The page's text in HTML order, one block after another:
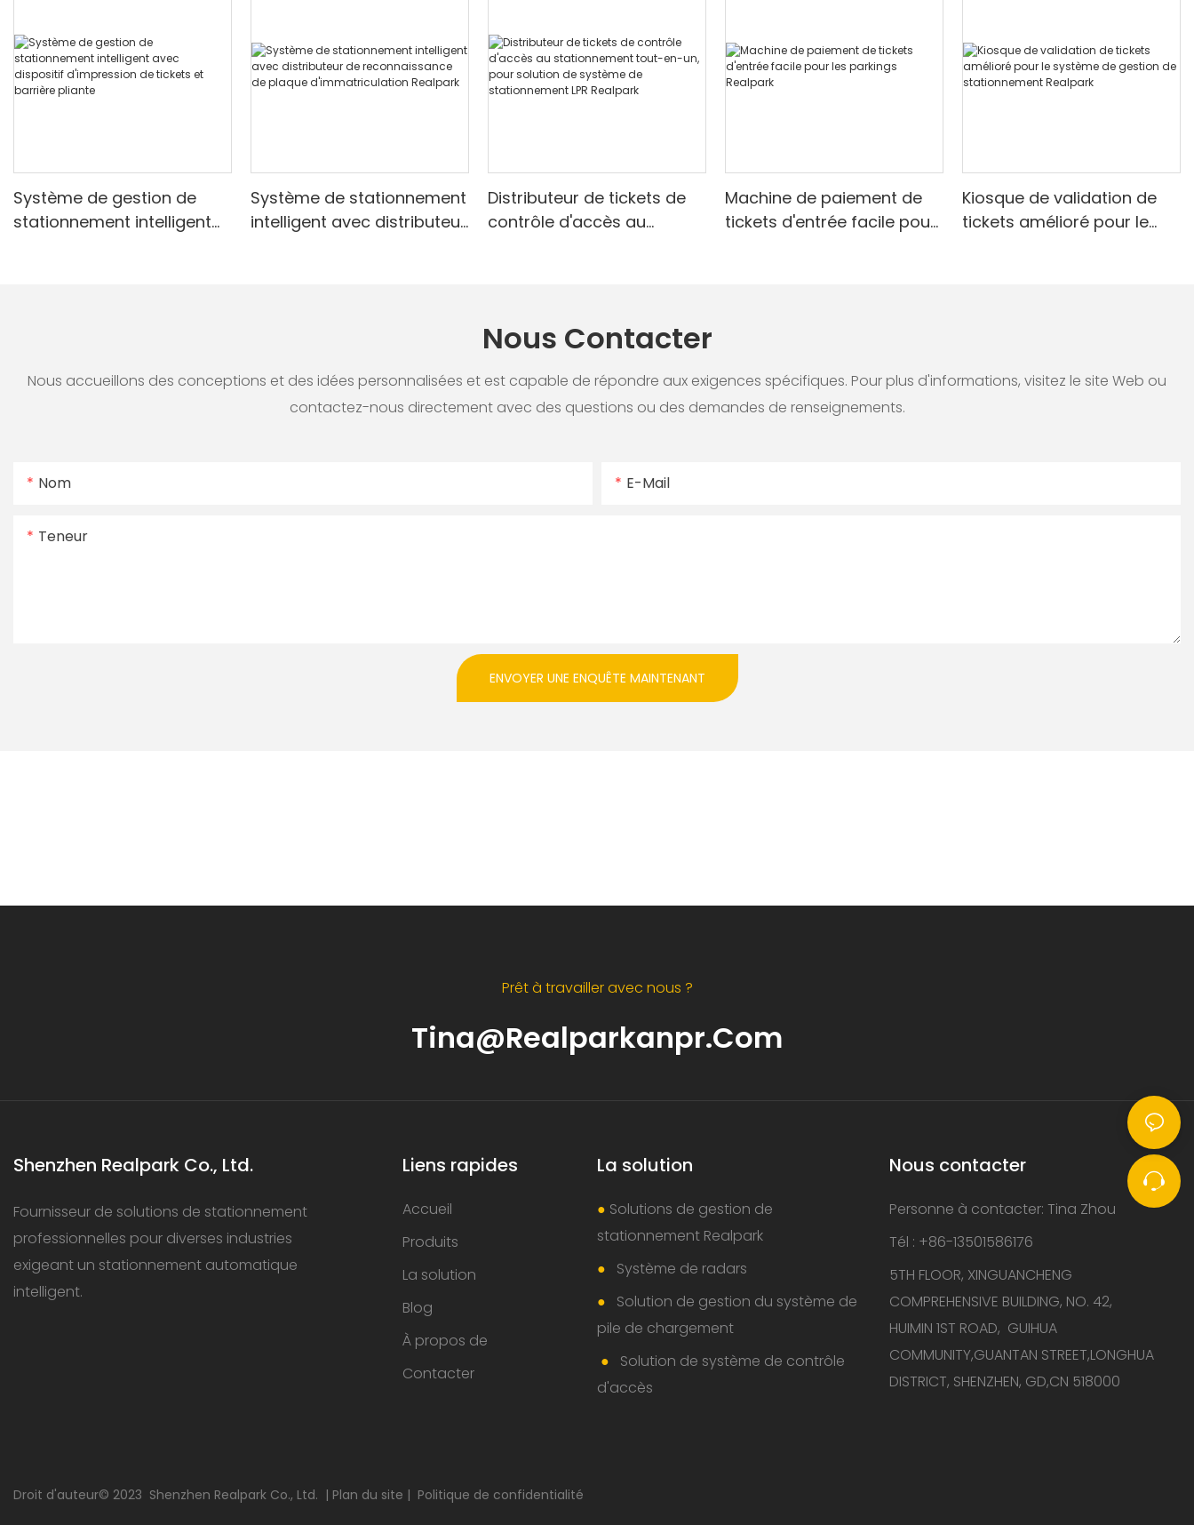
Système de gestion de
stationnement intelligent
Système de stationnement
intelligent avec distributeur
Distributeur de tickets de
contrôle d'accès au
Machine de paiement de
tickets d'entrée facile pour
Kiosque de validation de
tickets amélioré pour le
Nous Contacter
Nous accueillons des conceptions et des idées personnalisées et est capable de répondre aux exigences spécifiques. Pour plus d'informations, visitez le site Web ou
contactez-nous directement avec des questions ou des demandes de renseignements.
Nom E-Mail
Teneur
ENVOYER UNE ENQUÊTE MAINTENANT
Prêt à travailler avec nous ?
Tina@realparkanpr.com
Shenzhen Realpark Co., Ltd.
Fournisseur de solutions de stationnement
professionnelles pour diverses industries
exigeant un stationnement automatique
intelligent.
Liens rapides
Accueil
Produits
La solution
Blog
À propos de
Contacter
La solution
● Solutions de gestion de
stationnement Realpark
●
Système de radars
●
Solution de gestion du système de
pile de chargement
●
Solution de système de contrôle
d'accès
Nous contacter
Personne à contacter: Tina Zhou
Tél : +86-13501586176
5TH FLOOR, XINGUANCHENG
COMPREHENSIVE BUILDING, NO. 42,
HUIMIN 1ST ROAD, GUIHUA
COMMUNITY,GUANTAN STREET,LONGHUA
DISTRICT, SHENZHEN, GD,CN 518000
Droit d'auteur© 2023 Shenzhen Realpark Co., Ltd. | Plan du site | Politique de confidentialité